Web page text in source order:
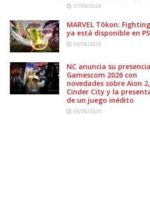
07/08/2026
MARVEL Tōkon:
ya está disponible en
06/08/2026
NC anuncia su
Gamescom 2026 con
novedades sobre Aion 2,
Cinder City y la
de un juego inédito
06/08/2026